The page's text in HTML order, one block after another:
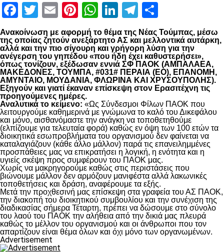
Facebook
Twitter
EmailPinterest
WhatsApp
LinkedIn
Telegram
Ανακοίνωση με αφορμή το θέμα της Νέας Τούμπας, μέσω
της οποίας ζητούν ανεξάρτητο ΑΣ και μελλοντικά αυτάρκη,
αλλά και την πιο σίγουρη και γρήγορη λύση για την
ανέγερση του γηπέδου «που ήδη έχει καθυστερήσει»,
όπως τονίζουν, εξέδωσαν εννιά ΣΦ ΠΑΟΚ (ΑΜΠΑΛΑΕΑ,
ΜΑΚΕΔΟΝΕΣ, ΤΟΥΜΠΑ, #031# ΠΕΡΑΙΑ (ΕΟ), ΕΠΑΝΟΜΗ,
ΑΜΥΝΤΑΙΟ, ΜΟΥΔΑΝΙΑ, ΦΛΩΡΙΝΑ ΚΑΙ ΧΡΥΣΟΥΠΟΛΗΣ).
Εξηγούν και γιατί έκαναν επίσκεψη στον Ερασιτέχνη τις
προηγούμενες ημέρες.
Αναλυτικά το κείμενο: «Ως Σύνδεσμοι Φίλων ΠΑΟΚ που
λειτουργούμε καθημερινά με γνώμωνα το καλό του Δικεφάλου
και μόνο, αισθανόμαστε την ανάγκη να τοποθετηθούμε
(ελπίζουμε για τελευταία φορά) καθώς εν όψη των 100 ετών τα
διοικητικά εσωπροβλήματα του οργανισμού δεν φαίνεται να
καταλαγιάζουν (κάθε άλλο μάλλον) παρά τις επανειλημμένες
προσπάθειες μας να επικρατήσει η λογική, η ενότητα και η
υγιείς σκέψη προς συμφέρουν του ΠΑΟΚ μας.
Χωρίς να μακρηγορούμε καθώς στις περιστάσεις που
βιώνουμε μάλλον δεν αρμόζουν μανιφέστα αλλά λακωνικές
τοποθετήσεις και δράση, αναφέρουμε τα εξής.
Μετά την προχθεσινή μας επίσκεψη στα γραφεία του ΑΣ ΠΑΟΚ,
την διακοπή του διοικητικού συμβουλίου και την συνέχιση της
διαδικασίας σήμερα Τέταρτη, πρέπει να δώσουμε στο σύνολο
του λαού του ΠΑΟΚ την αλήθεια από την δικιά μας πλευρά
καθώς το μέλλον του οργανισμού και οι άνθρωποι που τον
απαρτίζουν είναι θέμα όλων και όχι μόνο των οργανωμένων.
Advertisement